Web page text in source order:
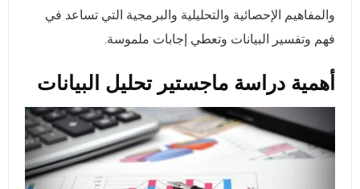
والمفاهيم الإحصائية والتحليلية والبرمجية التي تساعد في
فهم وتفسير البيانات وتعطي إجابات ملموسة.
أهمية دراسة ماجستير تحليل البيانات